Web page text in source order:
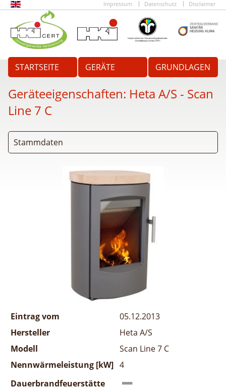
Impressum Datenschutz Disclaimer
STARTSEITE GERÄTE GRUNDLAGEN
Geräteeigenschaften: Heta A/S - Scan
Line 7 C
Stammdaten
Eintrag vom
05.12.2013
Hersteller
Heta A/S
Modell
Scan Line 7 C
Nennwärmeleistung [kW] 4
Dauerbrandfeuerstätte